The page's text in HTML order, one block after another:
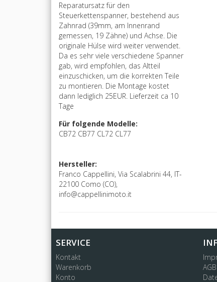
Reparatursatz für den
Steuerkettenspanner, bestehend aus
Zahnrad (39mm, am Innenrand
gemessen, 19 Zähne) und Achse. Die
originale Hülse wird weiter verwendet.
Da es sehr viele verschiedene Spanner
gab, wird empfohlen, das Altteil
einzuschicken, um die korrekten Teile
zu montieren. Die Montage kostet
dann lediglich 25EUR. Lieferzeit ca 10
Tage
Für folgende Modelle:
CB72 CB77 CL72 CL77
Hersteller:
Franco Cappellini, Via Scalabrini 44, IT-
22100 Como (CO),
info@cappellinimoto.it
SERVICE
Kontakt
Warenkorb
Konto
AGB